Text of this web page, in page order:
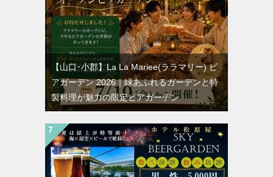
【山口･小郡】La La Mariee(ララマリー) ビ
アガーデン 2026｜緑あふれるガーデンと特
製料理が魅力の限定ビアガーデン